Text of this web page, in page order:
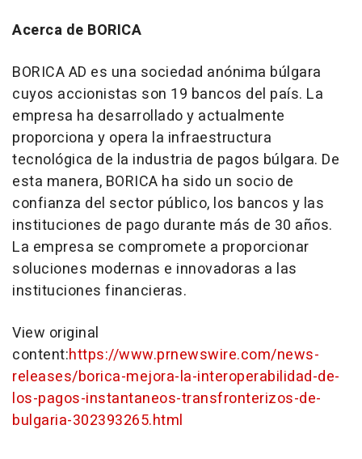
Acerca de BORICA
BORICA AD es una sociedad anónima búlgara
cuyos accionistas son 19 bancos del país. La
empresa ha desarrollado y actualmente
proporciona y opera la infraestructura
tecnológica de la industria de pagos búlgara. De
esta manera, BORICA ha sido un socio de
confianza del sector público, los bancos y las
instituciones de pago durante más de 30 años.
La empresa se compromete a proporcionar
soluciones modernas e innovadoras a las
instituciones financieras.
View original
content:https://www.prnewswire.com/news-
releases/borica-mejora-la-interoperabilidad-de-
los-pagos-instantaneos-transfronterizos-de-
bulgaria-302393265.html